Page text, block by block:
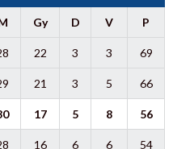
Gy D V P
22 3 3 69
21 3 5 66
17 5 8 56
16 6 6 54